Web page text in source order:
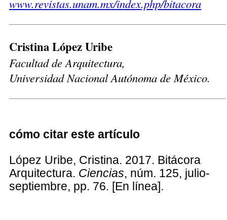
www.revistas.unam.mx/index.php/bitacora
Cristina López Uribe
Facultad de Arquitectura,
Universidad Nacional Autónoma de México.
cómo citar este artículo
López Uribe, Cristina. 2017. Bitácora
Arquitectura. Ciencias, núm. 125, julio-
septiembre, pp. 76. [En línea].